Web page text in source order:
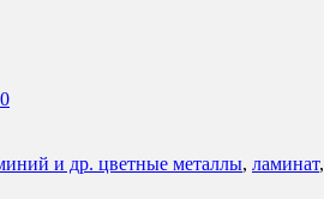
и др. цветные металлы, ламинат,